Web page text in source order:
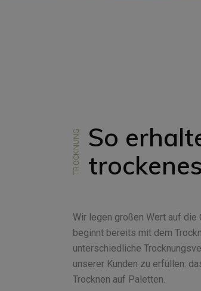
TROCKNUNG So
Wir legen großen Wert auf
beginnt bereits mit dem
unterschiedliche
unserer Kunden zu erfüllen:
Trocknen auf Paletten.